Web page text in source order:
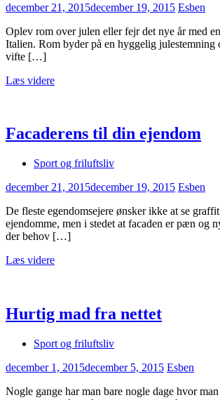
december 21, 2015december 19, 2015 Esben
Oplev rom over julen eller fejr det nye år med
Italien. Rom byder på en hyggelig julestemning
vifte […]
Læs videre
Facaderens til din ejendom
Sport og friluftsliv
december 21, 2015december 19, 2015 Esben
De fleste egendomsejere ønsker ikke at se
ejendomme, men i stedet at facaden er pæn og
der behov […]
Læs videre
Hurtig mad fra nettet
Sport og friluftsliv
december 1, 2015december 5, 2015 Esben
Nogle gange har man bare nogle dage hvor